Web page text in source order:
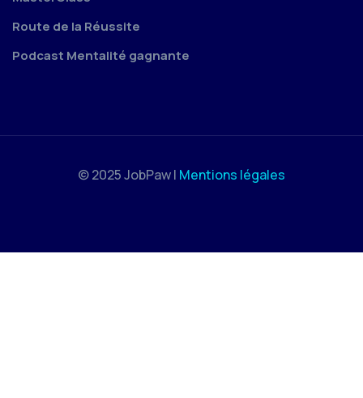
Route de la Réussite
Podcast Mentalité gagnante
© 2025 JobPaw | Mentions légales